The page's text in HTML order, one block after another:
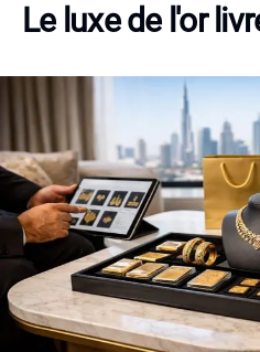
Le luxe de l'or